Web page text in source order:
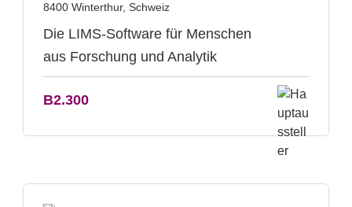
8400 Winterthur, Schweiz
Die LIMS-Software für Menschen
aus Forschung und Analytik
B2.300